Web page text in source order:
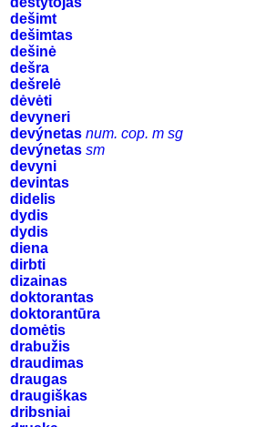
dešimt
dešimtas
dešinė
dešra
dešrelė
dėvėti
devyneri
devýnetas num. cop. m sg
devýnetas sm
devyni
devintas
didelis
dydis
dydis
diena
dirbti
dizainas
doktorantas
doktorantūra
domėtis
drabužis
draudimas
draugas
draugiškas
dribsniai